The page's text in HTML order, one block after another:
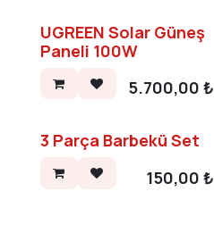
UGREEN Solar Güneş
Paneli 100W
5.700,00 ₺
3 Parça Barbekü Set
150,00 ₺